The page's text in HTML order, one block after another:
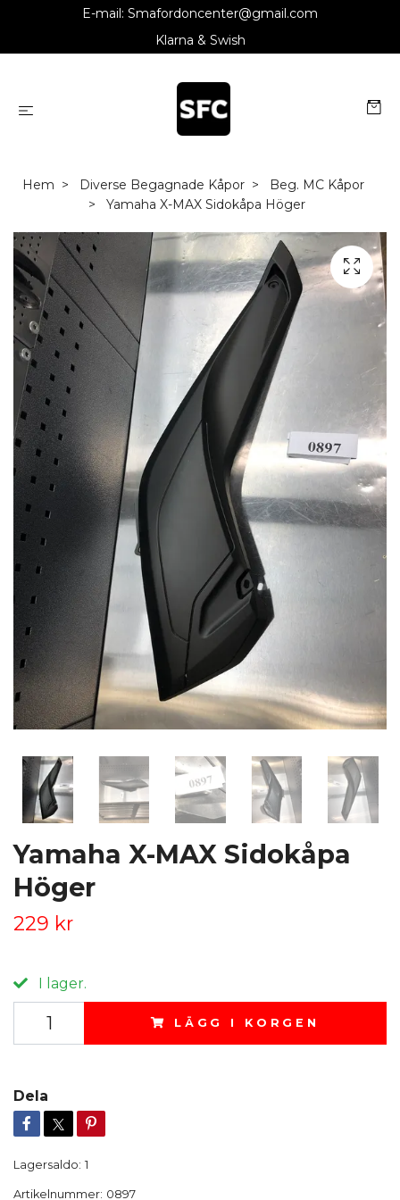
E-mail: Smafordoncenter@gmail.com
Klarna & Swish
Hem Diverse Begagnade Kåpor
Beg. MC Kåpor
Yamaha X-MAX Sidokåpa Höger
Yamaha X-MAX Sidokåpa
Höger
229 kr
I lager.
LÄGG I KORGEN
Dela
Lagersaldo: 1
Artikelnummer: 0897